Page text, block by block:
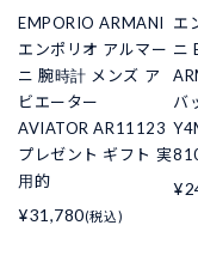
EMPORIO ARMANI
エンポリオ アルマー
ニ 腕時計 メンズ ア
ビエーター
AVIATOR AR11123
プレゼント ギフト 実
用的
¥31,780(税込)
エ
ニ
バ